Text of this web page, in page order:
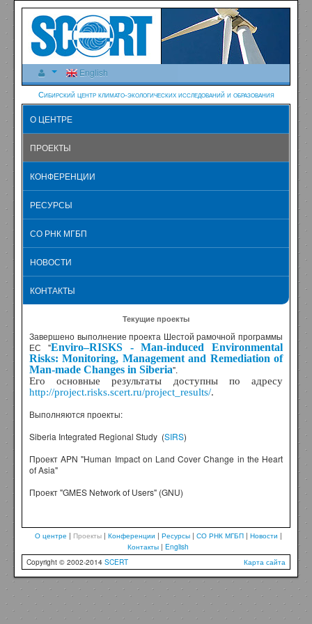
English
Сибирский центр климато-экологических исследований и образования
О ЦЕНТРЕ
ПРОЕКТЫ
КОНФЕРЕНЦИИ
РЕСУРСЫ
СО РНК МГБП
НОВОСТИ
КОНТАКТЫ
Текущие проекты
Завершено выполнение проекта Шестой рамочной программы
ЕС "Enviro–RISKS-Man-induced Environmental
Risks: Monitoring, Management and Remediation of
Man-made Changes in Siberia".
Его основные результаты доступны по адресу
http://project.risks.scert.ru/project_results/.
Выполняются проекты:
Siberia Integrated Regional Study (SIRS)
Проект APN "Human Impact on Land Cover Change in the Heart
of Asia"
Проект "GMES Network of Users" (GNU)
О центре | Проекты| Конференции | Ресурсы| СО РНК МГБП| Новости |
Контакты | English
Карта сайта
Copyright © 2002-2014 SCERT